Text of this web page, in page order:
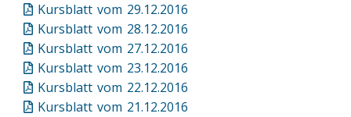
Kursblatt vom 29.12.2016
Kursblatt vom 28.12.2016
Kursblatt vom 27.12.2016
Kursblatt vom 23.12.2016
Kursblatt vom 22.12.2016
Kursblatt vom 21.12.2016